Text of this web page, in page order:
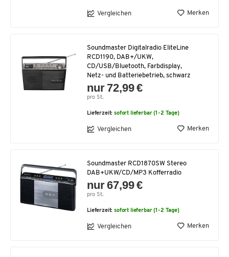
Vergleichen Merken
Soundmaster Digitalradio EliteLine
RCD1190, DAB+/UKW,
CD/USB/Bluetooth, Farbdisplay,
Netz- und Batteriebetrieb, schwarz
nur 72,99 €
pro St.
Lieferzeit:sofort lieferbar (1-2 Tage)
Vergleichen Merken
Soundmaster RCD1870SW Stereo
DAB+UKW/CD/MP3 Kofferradio
nur 67,99 €
pro St.
Lieferzeit:sofort lieferbar (1-2 Tage)
Vergleichen Merken